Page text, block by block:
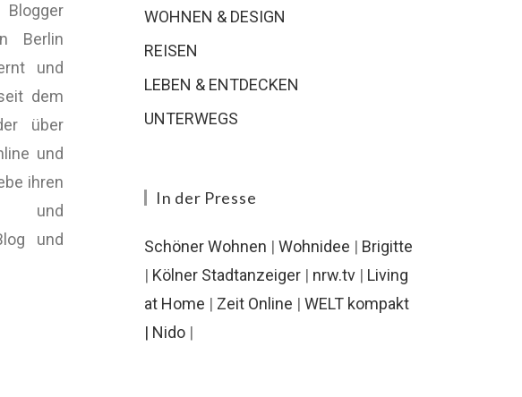
Berlin
und
dem
über
und
ihren
und
und
WOHNEN & DESIGN
REISEN
LEBEN & ENTDECKEN
UNTERWEGS
In der Presse
Schöner Wohnen | Wohnidee | Brigitte
| Kölner Stadtanzeiger | nrw.tv | Living
at Home | Zeit Online | WELT kompakt
| Nido |